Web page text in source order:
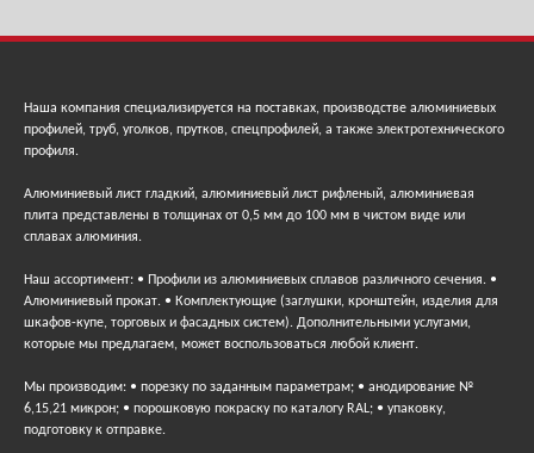
Наша компания специализируется на поставках, производстве алюминиевых
профилей, труб, уголков, прутков, спецпрофилей, а также электротехнического
профиля.
Алюминиевый лист гладкий, алюминиевый лист рифленый, алюминиевая
плита представлены в толщинах от 0,5 мм до 100 мм в чистом виде или
сплавах алюминия.
Наш ассортимент: • Профили из алюминиевых сплавов различного сечения. •
Алюминиевый прокат. • Комплектующие (заглушки, кронштейн, изделия для
шкафов-купе, торговых и фасадных систем). Дополнительными услугами,
которые мы предлагаем, может воспользоваться любой клиент.
Мы производим: • порезку по заданным параметрам; • анодирование №
6,15,21 микрон; • порошковую покраску по каталогу RAL; • упаковку,
подготовку к отправке.